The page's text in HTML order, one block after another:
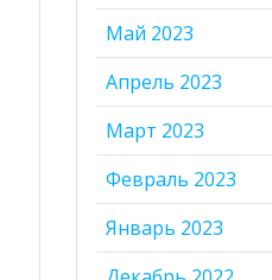
Май 2023
Апрель 2023
Март 2023
Февраль 2023
Январь 2023